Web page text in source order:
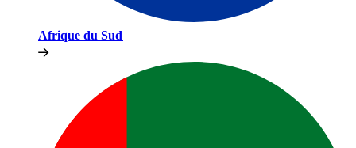
Afrique du Sud​​